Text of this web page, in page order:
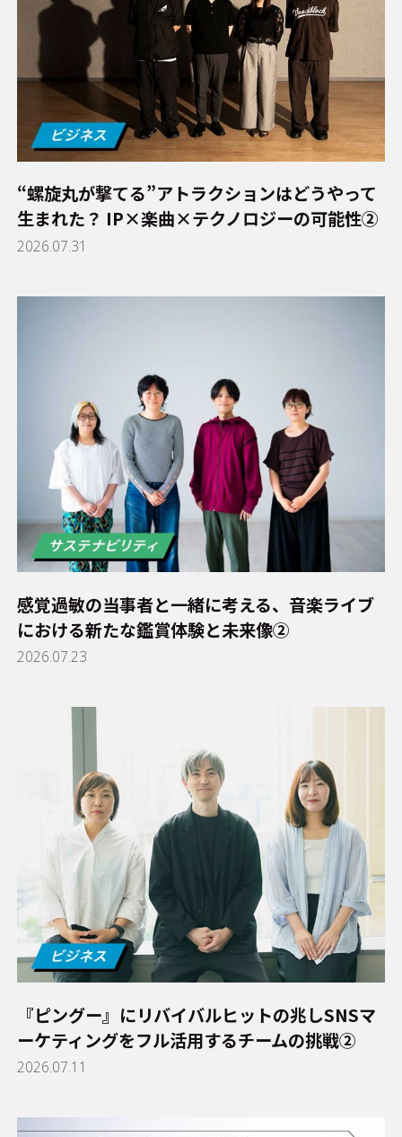
“螺旋丸が撃てる”アトラクションはどうやって
生まれた？ IP×楽曲×テクノロジーの可能性②
2026.07.31
感覚過敏の当事者と一緒に考える、音楽ライブ
における新たな鑑賞体験と未来像②
2026.07.23
『ピングー』にリバイバルヒットの兆し――SNSマ
ーケティングをフル活用するチームの挑戦②
2026.07.11